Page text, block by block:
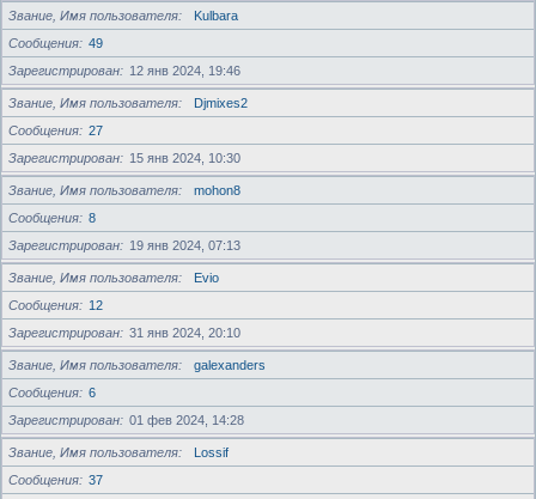
Звание, Имя пользователя
Kulbara
Сообщения
49
Зарегистрирован
12 янв 2024, 19:46
Звание, Имя пользователя
Djmixes2
Сообщения
27
Зарегистрирован
15 янв 2024, 10:30
Звание, Имя пользователя
mohon8
Сообщения
8
Зарегистрирован
19 янв 2024, 07:13
Звание, Имя пользователя
Evio
Сообщения
12
Зарегистрирован
31 янв 2024, 20:10
Звание, Имя пользователя
galexanders
Сообщения
6
Зарегистрирован
01 фев 2024, 14:28
Звание, Имя пользователя
Lossif
Сообщения
37